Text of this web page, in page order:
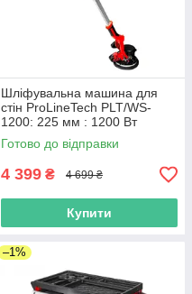
Шліфувальна машина для
стін ProLineTech PLT/WS-
1200: 225 мм : 1200 Вт
Готово до відправки
4 399 ₴ 4 699 ₴
Купити
–1%